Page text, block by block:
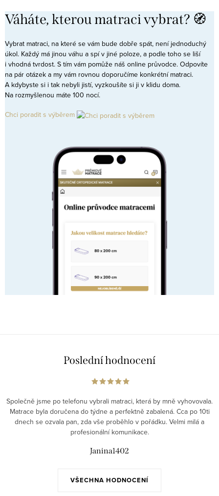
Váháte, kterou matraci vybrat? 🧭
Vybrat matraci, na které se vám bude dobře spát, není jednoduchý
úkol. Každý má jinou váhu a spí v jiné poloze, a podle toho se liší
i vhodná tvrdost. S tím vám pomůže náš online průvodce. Odpovíte
na pár otázek a my vám rovnou doporučíme konkrétní matraci.
A kdybyste si i tak nebyli jistí, vyzkoušíte si ji v klidu doma.
Na rozmyšlenou máte 100 nocí.
Chci poradit s výběrem
Poslední hodnocení
VŠECHNA HODNOCENÍ
Společně jsme po telefonu vybrali matraci, která by mně vyhovovala.
Matrace byla doručena do týdne a perfektně zabalená. Cca po 10ti
dnech se ozvala pan, zda vše proběhlo v pořádku. Velmi milá a
profesionální komunikace.
Janina1402